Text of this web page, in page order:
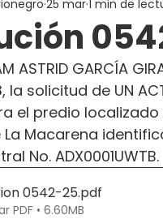
25 mar1 min de
ASTRID GARCÍA
la solicitud de UN
el predio
La Macarena
No. ADX0001UWTB.
0542-25.pdf
PDF • 6.60MB